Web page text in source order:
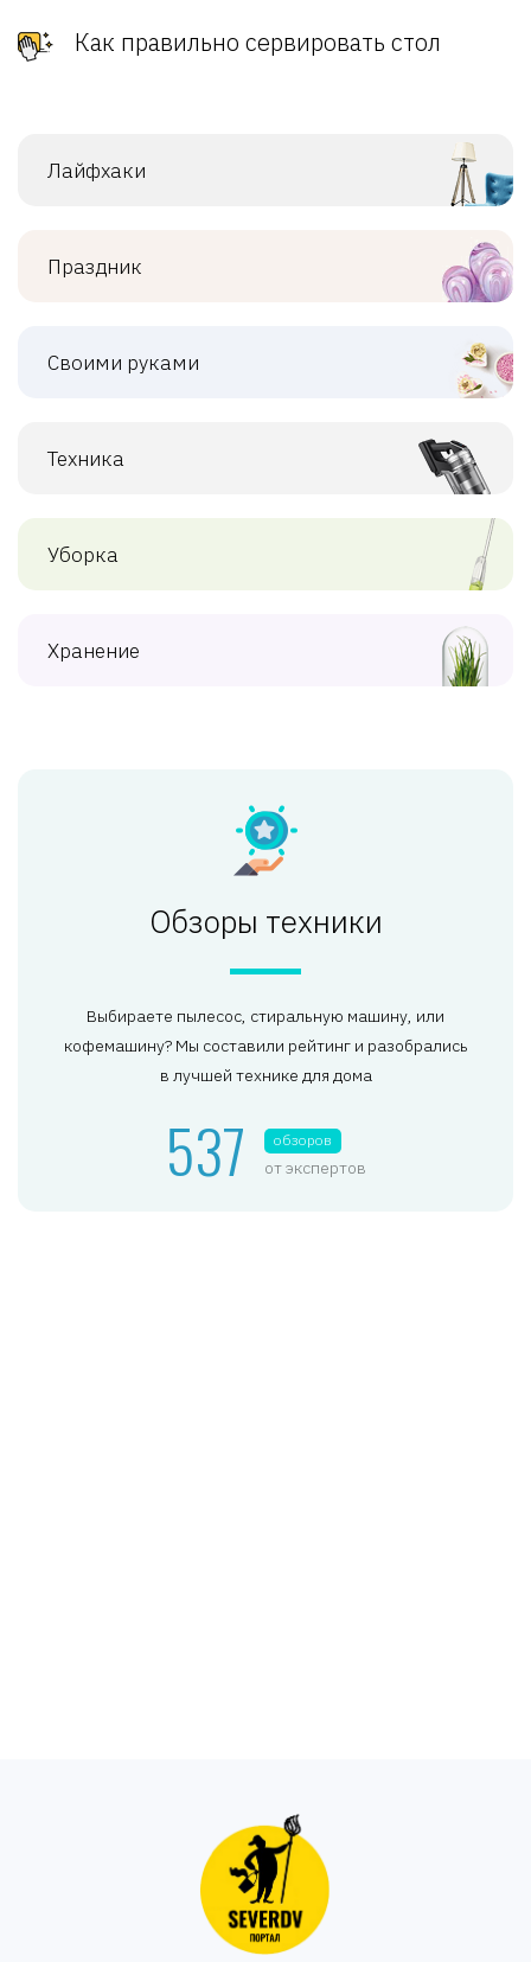
Как правильно сервировать стол
Лайфхаки
Праздник
Своими руками
Техника
Уборка
Хранение
Обзоры техники
Выбираете пылесос, стиральную машину, или
кофемашину? Мы составили рейтинг и разобрались
в лучшей технике для дома
537 обзоров
от экспертов